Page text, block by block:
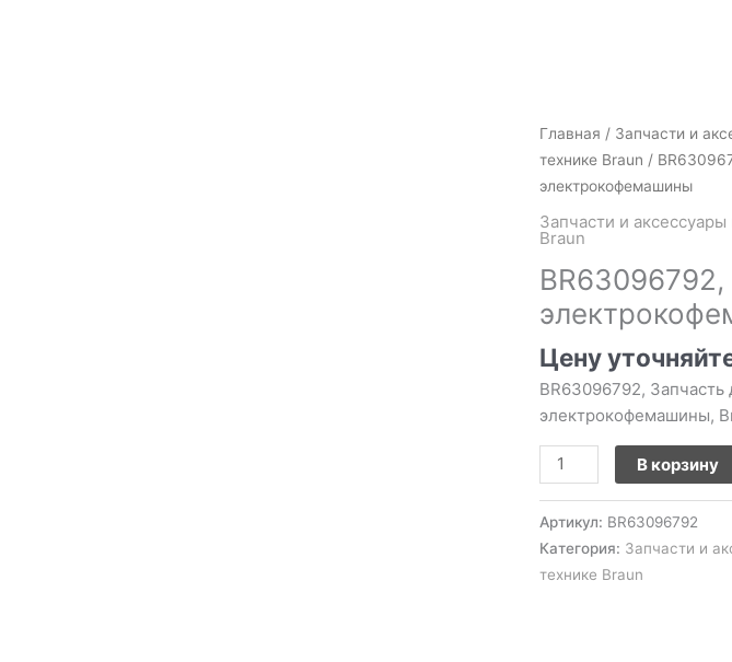
Главная / Запчасти и
технике Braun /
электрокофемашины
Запчасти и
Braun
Цену
BR63096792, Запчасть
электрокофемашины,
Количество
товара
BR63096792,
для
В корзину
Артикул: BR63096792
Категория: Запчасти и
технике Braun